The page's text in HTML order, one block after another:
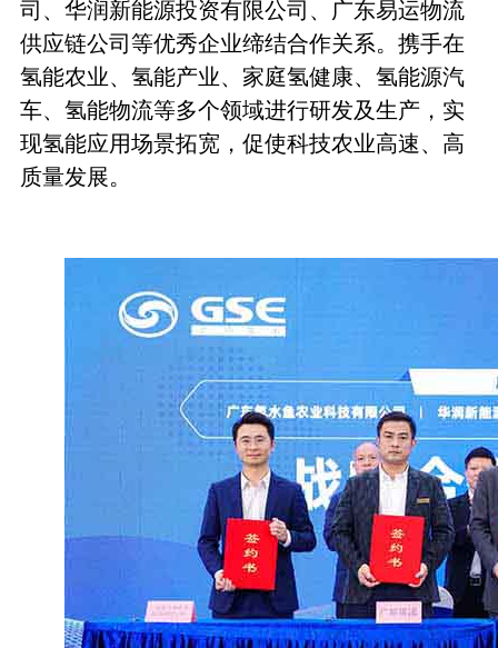
司、华润新能源投资有限公司、广东易运物流
供应链公司等优秀企业缔结合作关系。携手在
氢能农业、氢能产业、家庭氢健康、氢能源汽
车、氢能物流等多个领域进行研发及生产，实
现氢能应用场景拓宽，促使科技农业高速、高
质量发展。